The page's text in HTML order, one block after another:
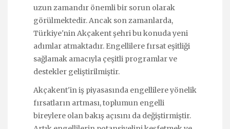
uzun zamandır önemli bir sorun olarak
görülmektedir. Ancak son zamanlarda,
Türkiye'nin Akçakent şehri bu konuda yeni
adımlar atmaktadır. Engellilere fırsat eşitliği
sağlamak amacıyla çeşitli programlar ve
destekler geliştirilmiştir.
Akçakent'in iş piyasasında engellilere yönelik
fırsatların artması, toplumun engelli
bireylere olan bakış açısını da değiştirmiştir.